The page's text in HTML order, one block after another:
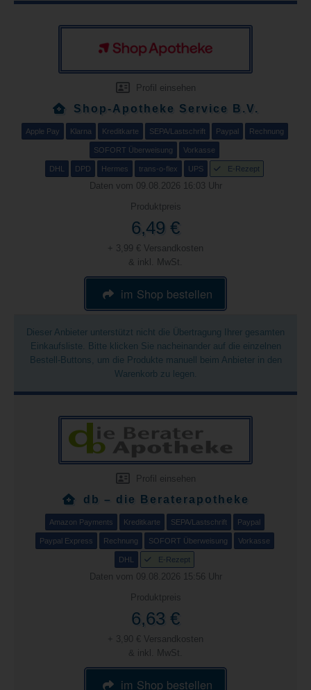
Profil einsehen
Shop-Apotheke Service B.V.
Apple Pay Klarna Kreditkarte SEPA/Lastschrift Paypal Rechnung
SOFORT Überweisung Vorkasse
DHL DPD Hermes trans-o-flex UPS E-Rezept
Daten vom 09.08.2026 16:03 Uhr
Produktpreis
6,49 €
+ 3,99 € Versandkosten
& inkl. MwSt.
im Shop bestellen
Dieser Anbieter unterstützt nicht die Übertragung Ihrer gesamten
Einkaufsliste. Bitte klicken Sie nacheinander auf die einzelnen
Bestell-Buttons, um die Produkte manuell beim Anbieter in den
Warenkorb zu legen.
Profil einsehen
db – die Beraterapotheke
Amazon Payments Kreditkarte SEPA/Lastschrift Paypal
Paypal Express Rechnung SOFORT Überweisung Vorkasse
DHL E-Rezept
Daten vom 09.08.2026 15:56 Uhr
Produktpreis
6,63 €
+ 3,90 € Versandkosten
& inkl. MwSt.
im Shop bestellen